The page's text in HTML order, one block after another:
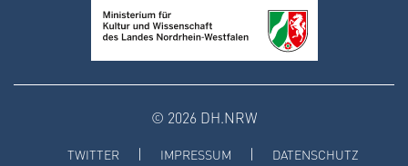
© 2026 DH.NRW
TWITTER IMPRESSUM DATENSCHUTZ